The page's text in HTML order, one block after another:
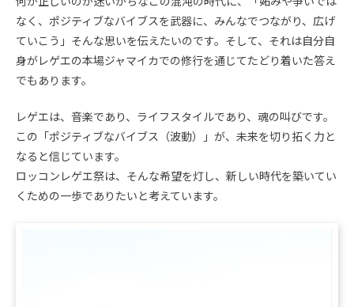
なく、ポジティブなバイブスを武器に、みんなでつながり、広げ
ていこう」そんな思いを伝えたいのです。そして、それは自分自
身がレゲエの本場ジャマイカでの修行を通じてたどり着いた答え
でもあります。
レゲエは、音楽であり、ライフスタイルであり、魂の叫びです。
この「ポジティブなバイブス（波動）」が、未来を切り拓く力と
なると信じています。
ロッコンレゲエ祭は、そんな希望を灯し、新しい時代を築いてい
くための一歩でありたいと考えています。